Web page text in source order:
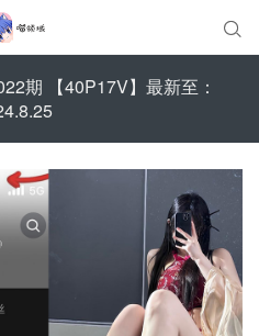

期 【40P17V】最新至：